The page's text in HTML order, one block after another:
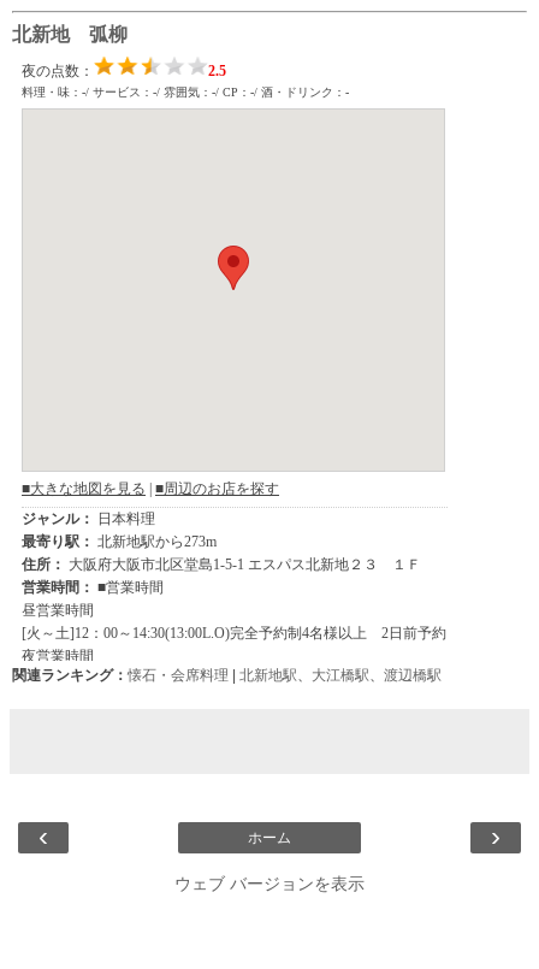
北新地 弧柳
関連ランキング：懐石・会席料理 | 北新地駅 大江橋駅 渡辺橋駅
‹ ›
ホーム
ウェブ バージョンを表示